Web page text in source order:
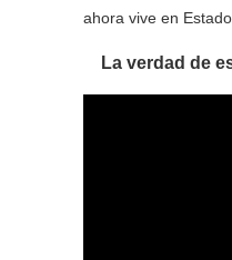
ahora vive en
La verdad de